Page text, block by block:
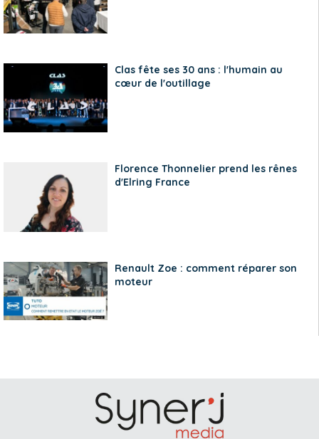
Clas fête ses 30 ans : l'humain au
cœur de l'outillage
Florence Thonnelier prend les rênes
d'Elring France
Renault Zoe : comment réparer son
moteur